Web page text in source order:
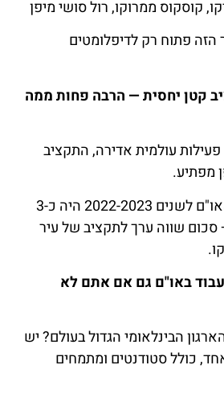
קוסקוס ממרוקו, רול סושי מיפן
פתוח רק לדיפלומטים
קטןיחסית— הרבה פחותממה
עולמית אדירה, התקציב
מפתיע.
התקציב השנתי של האו"ם לשנים 2022-2023 היה כ-3
סכום שווה ערך לתקציב של עיר
באו"ם גםאםאתםלא
הבינלאומי הגדול בעולם? יש
כולל סטודנטים ומתמחים